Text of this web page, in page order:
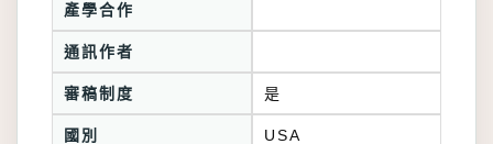
產學合作
通訊作者
審稿制度 是
國別 USA